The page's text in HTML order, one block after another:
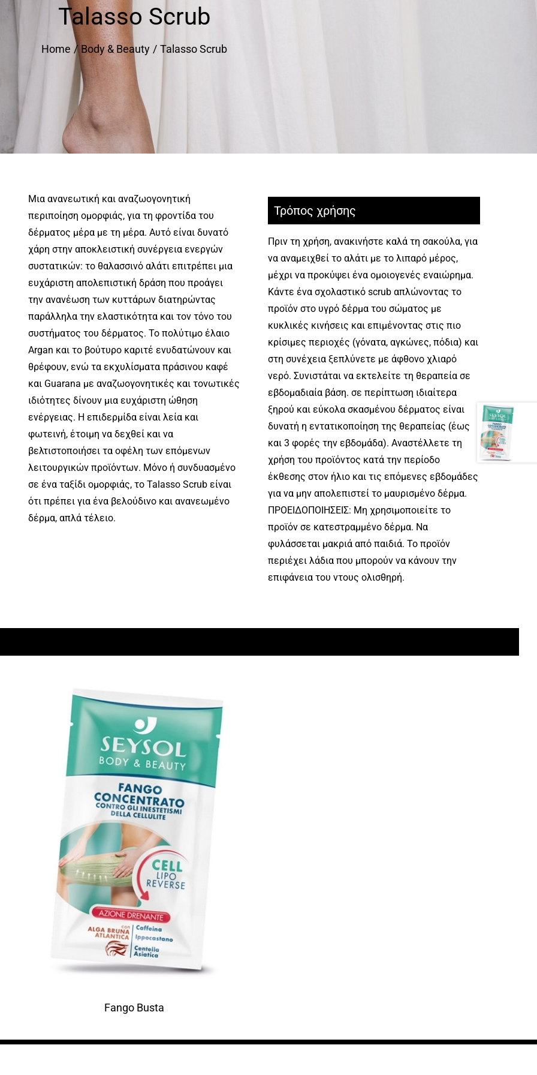
Talasso Scrub
Home Body & Beauty Talasso Scrub
Μια ανανεωτική και αναζωογονητική
περιποίηση ομορφιάς, για τη φροντίδα του
δέρματος μέρα με τη μέρα. Αυτό είναι δυνατό
χάρη στην αποκλειστική συνέργεια ενεργών
συστατικών: το θαλασσινό αλάτι επιτρέπει μια
ευχάριστη απολεπιστική δράση που προάγει
την ανανέωση των κυττάρων διατηρώντας
παράλληλα την ελαστικότητα και τον τόνο του
συστήματος του δέρματος. Το πολύτιμο έλαιο
Argan και το βούτυρο καριτέ ενυδατώνουν και
θρέφουν, ενώ τα εκχυλίσματα πράσινου καφέ
και Guarana με αναζωογονητικές και τονωτικές
ιδιότητες δίνουν μια ευχάριστη ώθηση
ενέργειας. Η επιδερμίδα είναι λεία και
φωτεινή, έτοιμη να δεχθεί και να
βελτιστοποιήσει τα οφέλη των επόμενων
λειτουργικών προϊόντων. Μόνο ή συνδυασμένο
σε ένα ταξίδι ομορφιάς, το Talasso Scrub είναι
ότι πρέπει για ένα βελούδινο και ανανεωμένο
δέρμα, απλά τέλειο.
Τρόπος χρήσης
Πριν τη χρήση, ανακινήστε καλά τη σακούλα, για
να αναμειχθεί το αλάτι με το λιπαρό μέρος,
μέχρι να προκύψει ένα ομοιογενές εναιώρημα.
Κάντε ένα σχολαστικό scrub απλώνοντας το
προϊόν στο υγρό δέρμα του σώματος με
κυκλικές κινήσεις και επιμένοντας στις πιο
κρίσιμες περιοχές (γόνατα, αγκώνες, πόδια) και
στη συνέχεια ξεπλύνετε με άφθονο χλιαρό
νερό. Συνιστάται να εκτελείτε τη θεραπεία σε
εβδομαδιαία βάση. σε περίπτωση ιδιαίτερα
ξηρού και εύκολα σκασμένου δέρματος είναι
δυνατή η εντατικοποίηση της θεραπείας (έως
και 3 φορές την εβδομάδα). Αναστέλλετε τη
χρήση του προϊόντος κατά την περίοδο
έκθεσης στον ήλιο και τις επόμενες εβδομάδες
για να μην απολεπιστεί το μαυρισμένο δέρμα.
ΠΡΟΕΙΔΟΠΟΙΗΣΕΙΣ: Μη χρησιμοποιείτε το
προϊόν σε κατεστραμμένο δέρμα. Να
φυλάσσεται μακριά από παιδιά. Το προϊόν
περιέχει λάδια που μπορούν να κάνουν την
επιφάνεια του ντους ολισθηρή.
Fango Busta